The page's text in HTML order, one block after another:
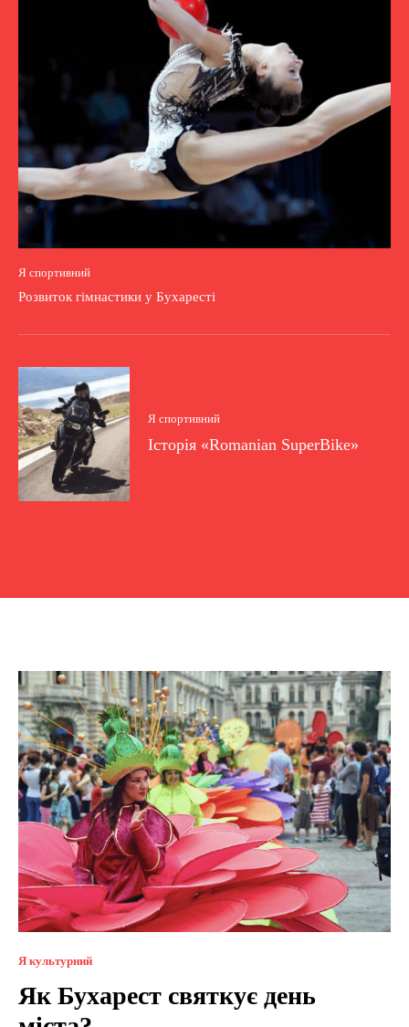
Я спортивний
Розвиток гімнастики у Бухаресті
Я спортивний
Історія «Romanian SuperBike»
Я культурний
Як Бухарест святкує день